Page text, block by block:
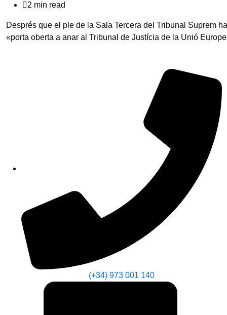
2 min read
Després que el ple de la Sala Tercera del Tribunal Suprem
«porta oberta a anar al Tribunal de Justícia de la Unió
(+34) 973 001 140